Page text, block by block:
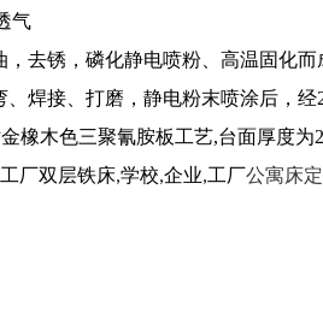
气
去锈，磷化静电喷粉、高温固化而
焊接、打磨，静电粉末喷涂后，经
橡木色三聚氰胺板工艺,台面厚度为
工厂双层铁床,学校,企业,工厂公寓床定